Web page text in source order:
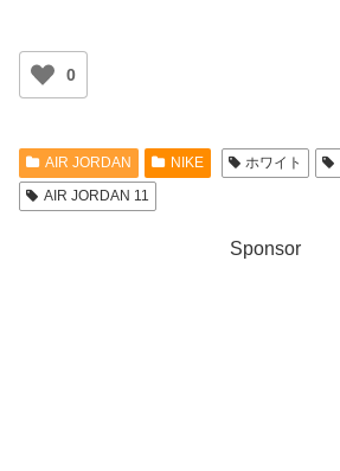
0
AIR JORDAN NIKE ホワイト
AIR JORDAN 11
Sponsor